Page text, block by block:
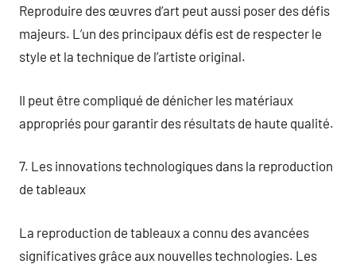
Reproduire des œuvres d’art peut aussi poser des défis
majeurs. L’un des principaux défis est de respecter le
style et la technique de l’artiste original.
Il peut être compliqué de dénicher les matériaux
appropriés pour garantir des résultats de haute qualité.
7. Les innovations technologiques dans la reproduction
de tableaux
La reproduction de tableaux a connu des avancées
significatives grâce aux nouvelles technologies. Les